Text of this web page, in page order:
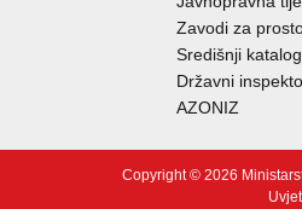
Zavodi za
Središnji
Državni
AZONIZ
Copyright © 2026